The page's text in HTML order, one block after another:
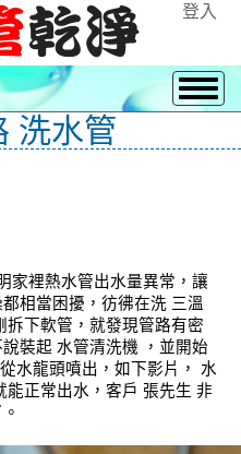
登入
洗水管
家裡熱水管出水量異常，讓
相當困擾，彷彿在洗 三溫
拆下軟管，就發現管路有密
裝起 水管清洗機 ，並開始
水龍頭噴出，如下影片， 水
正常出水，客戶 張先生 非